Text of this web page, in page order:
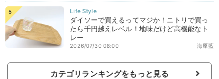
ダイソーで買えるってマジか！ニトリで買っ
たら千円越えレベル！地味だけど高機能なト
レー
海原藍
2026/07/30 08:00
カテゴリランキングをもっと見る